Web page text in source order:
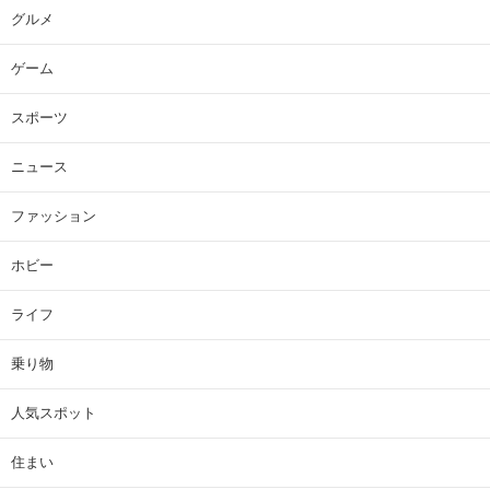
グルメ
ゲーム
スポーツ
ニュース
ファッション
ホビー
ライフ
乗り物
人気スポット
住まい